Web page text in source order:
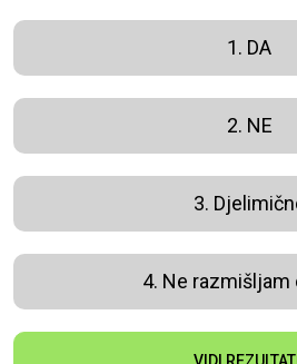
1. DA
2. NE
3.
4. Ne razmišljam